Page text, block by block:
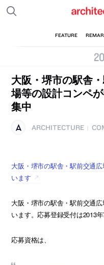
大阪・堺市の駅舎
場等の設計コンペ
集中
ARCHITECTURE
大阪・堺市の駅舎・駅前交通
います
大阪・堺市の駅舎・駅前交通
います。応募登録受付は2013年
応募資格は、